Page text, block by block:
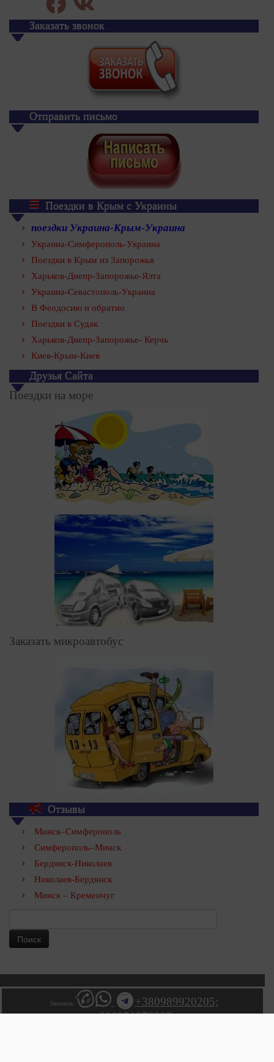
Заказать звонок
Отправить письмо
Поездки в Крым с Украины
поездки Украина-Крым-Украина
Украина-Симферополь-Украина
Поездки в Крым из Запорожья
Харьков-Днепр-Запорожье-Ялта
Украина-Севастополь-Украина
В Феодосию и обратно
Поездки в Судак
Харьков-Днепр-Запорожье- Керчь
Киев-Крым-Киев
Друзья Сайта
Поездки на море
Заказать микроавтобус
Отзывы
Минск–Симферополь
Симферополь–Минск
Бердянск-Николаев
Николаев-Бердянск
Минск – Кременчуг
Звонить:
+380989920205;
+380951378222;